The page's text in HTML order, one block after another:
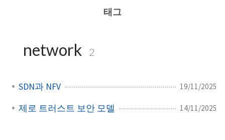
태그
network 2
SDN과 NFV 19/11/2025
제로 트러스트 보안 모델 14/11/2025